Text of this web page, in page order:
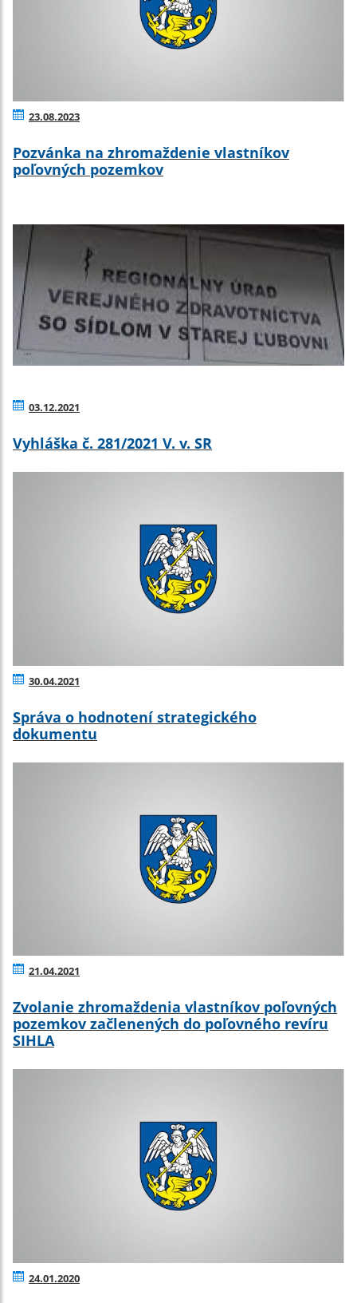
23.08.2023
Pozvánka na zhromaždenie vlastníkov
poľovných pozemkov
03.12.2021
Vyhláška č. 281/2021 V. v. SR
30.04.2021
Správa o hodnotení strategického
dokumentu
21.04.2021
Zvolanie zhromaždenia vlastníkov poľovných
pozemkov začlenených do poľovného revíru
SIHLA
24.01.2020